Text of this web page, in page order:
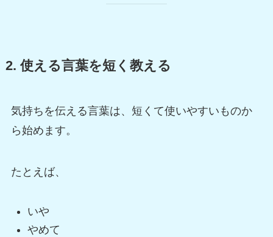
2. 使える言葉を短く教える
気持ちを伝える言葉は、短くて使いやすいものか
ら始めます。
たとえば、
いや
やめて